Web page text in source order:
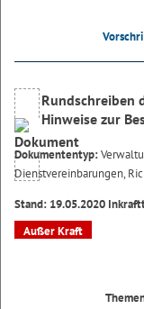
Rundschreiben
Hinweise zur
Dokumententyp:
Dienstvereinbarungen,
Stand: 19.05.2020
Außer Kraft